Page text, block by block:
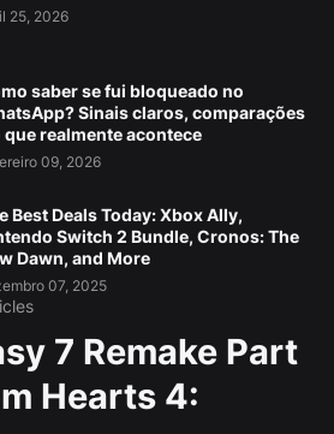
25, 2026
saber se fui bloqueado no
Sinais claros, comparações
que realmente acontece
09, 2026
Best Deals Today: Xbox Ally,
Switch 2 Bundle, Cronos: The
Dawn, and More
07, 2025
7 Remake Part
Hearts 4: